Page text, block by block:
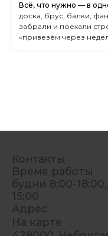
Всё, что нужно — в
доска, брус, балки,
забрали и поехали
«привезём через
Контакты
Время работы
будни 8:00-
15:00
Адрес
На карте